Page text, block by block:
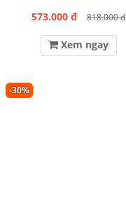
573.000 đ 818.000 đ
Xem ngay
-30%